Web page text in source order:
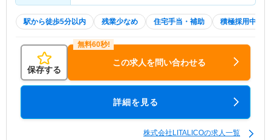
駅から徒歩5分以内 残業少なめ 住宅手当・補助 積極採用中
保存する
この求人を問い合わせる
詳細を見る
株式会社LITALICOの求人一覧